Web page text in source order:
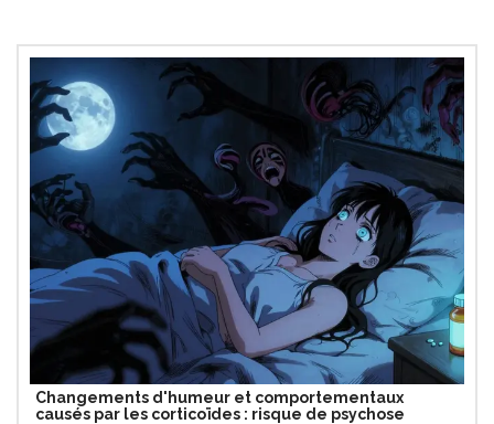
Changements d'humeur et comportementaux
causés par les corticoïdes : risque de psychose